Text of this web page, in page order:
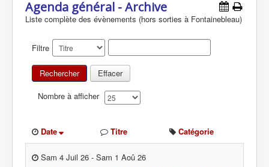
RANDONNÉE SPORTIVE
Agenda général - Archive
Liste complète des évènements (hors sorties à Fontainebleau)
Filtre
Rechercher
Effacer
Nombre à afficher
Date Titre Catégorie
Sam 4 Juil 26 - Sam 1 Aoû 26